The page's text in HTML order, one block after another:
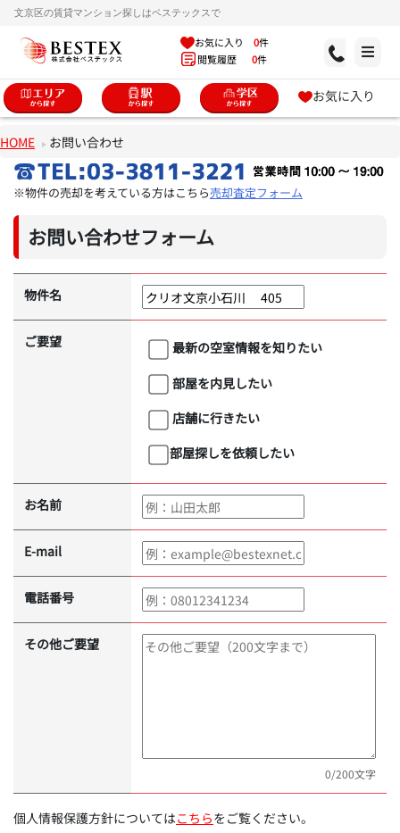
文京区の賃貸マンション探しはベステックスで
お気に入り 0件
閲覧履歴 0件
お気に入り
HOME お問い合わせ
※物件の売却を考えている方はこちら売却査定フォーム
お問い合わせフォーム
物件名
ご要望
最新の空室情報を知りたい
部屋を内見したい
店舗に行きたい
部屋探しを依頼したい
お名前
E-mail
電話番号
その他ご要望
0/200文字
個人情報保護方針についてはこちらをご覧ください。